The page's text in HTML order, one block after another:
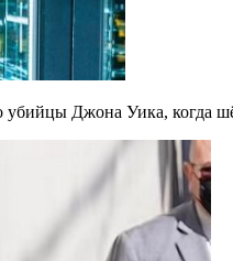
убийцы Джона Уика,